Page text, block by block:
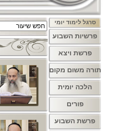
סרגל לימוד יומי
פרשיות השבוע
פרשת ויצא
תורה משום מקום
הלכה יומית
פורים
פרשת השבוע